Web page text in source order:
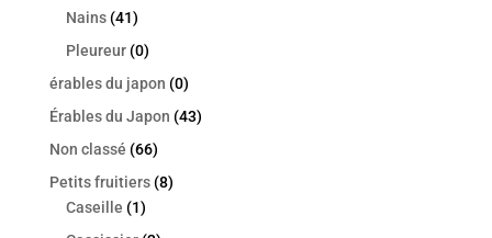
Nains (41)
Pleureur (0)
érables du japon (0)
Érables du Japon (43)
Non classé (66)
Petits fruitiers (8)
Caseille (1)